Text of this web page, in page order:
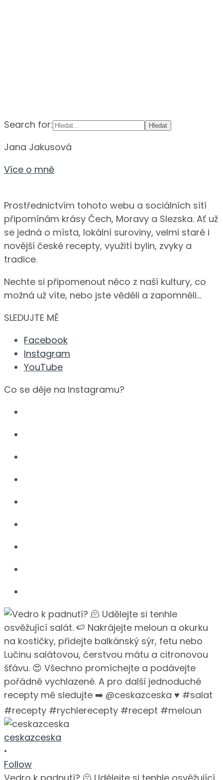
Search for:
Jana Jakusová
Více o mně
Prostřednictvím tohoto webu a sociálních sítí
připomínám krásy Čech, Moravy a Slezska. Ať už
se jedná o místa, lokální suroviny, velmi staré i
novější české recepty, využití bylin, zvyky a
tradice.
Nechte si připomenout něco z naší kultury, co
možná už víte, nebo jste věděli a zapomněli…
SLEDUJTE MĚ
Facebook
Instagram
YouTube
Co se děje na Instagramu?
ceskazceska
•
Follow